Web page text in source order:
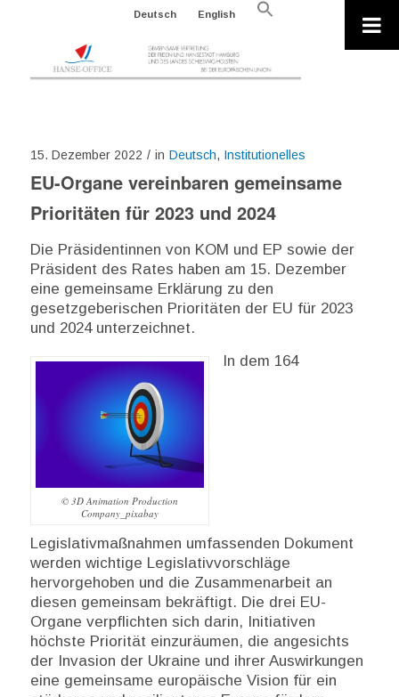
Deutsch English
Search
15. Dezember 2022 / in Deutsch, Institutionelles
EU-Organe vereinbaren gemeinsame
Prioritäten für 2023 und 2024
Die Präsidentinnen von KOM und EP sowie der
Präsident des Rates haben am 15. Dezember
eine gemeinsame Erklärung zu den
gesetzgeberischen Prioritäten der EU für 2023
und 2024 unterzeichnet.
© 3D Animation Production
Company_pixabay
In dem 164
Legislativmaßnahmen umfassenden Dokument
werden wichtige Legislativvorschläge
hervorgehoben und die Zusammenarbeit an
diesen gemeinsam bekräftigt. Die drei EU-
Organe verpflichten sich darin, Initiativen
höchste Priorität einzuräumen, die angesichts
der Invasion der Ukraine und ihrer Auswirkungen
eine gemeinsame europäische Vision für ein